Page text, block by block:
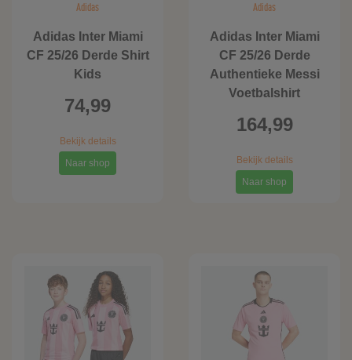
Adidas
Adidas Inter Miami
CF 25/26 Derde Shirt
Kids
74,99
Bekijk details
Naar shop
Adidas
Adidas Inter Miami
CF 25/26 Derde
Authentieke Messi
Voetbalshirt
164,99
Bekijk details
Naar shop